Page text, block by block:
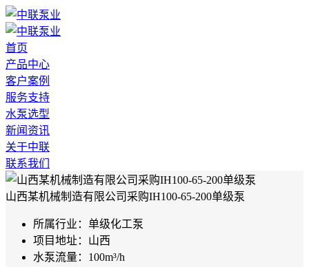
首页
产品中心
客户案例
服务支持
水泵选型
新闻资讯
关于中联
联系我们
山西某机械制造有限公司采购IH100-65-200单级泵
所属行业： 单级化工泵
项目地址： 山西
水泵流量： 100m³/h